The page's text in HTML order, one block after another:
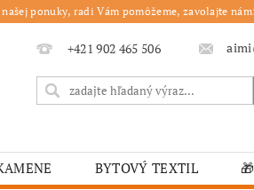
ponuky, radi Vám pomôžeme, zavolajte nám:
+421 902 465 506
BYTOVÝ TEXTIL